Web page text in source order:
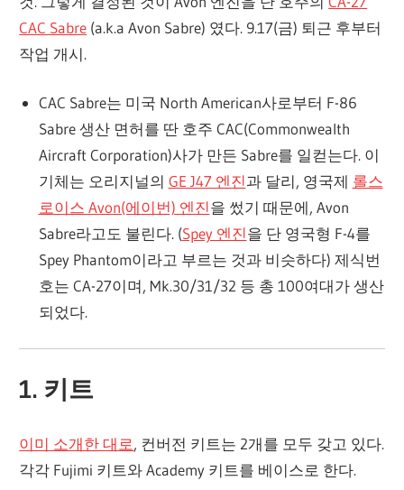
CAC Sabre (a.k.a Avon Sabre) 였다. 9.17(금) 퇴근 후부터
작업 개시.
CAC Sabre는 미국 North American사로부터 F-86
Sabre 생산 면허를 딴 호주 CAC(Commonwealth
Aircraft Corporation)사가 만든 Sabre를 일컫는다. 이
기체는 오리지널의 GE J47 엔진과 달리, 영국제 롤스
로이스 Avon(에이번) 엔진을 썼기 때문에, Avon
Sabre라고도 불린다. (Spey 엔진을 단 영국형 F-4를
Spey Phantom이라고 부르는 것과 비슷하다) 제식번
호는 CA-27이며, Mk.30/31/32 등 총 100여대가 생산
되었다.
1. 키트
이미 소개한 대로, 컨버전 키트는 2개를 모두 갖고 있다.
각각 Fujimi 키트와 Academy 키트를 베이스로 한다.